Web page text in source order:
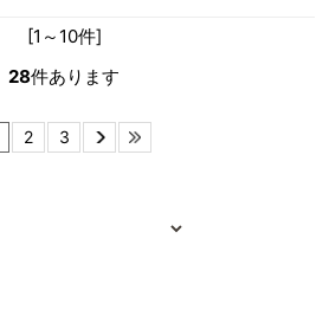
[1～10件]
28件あります
2 3